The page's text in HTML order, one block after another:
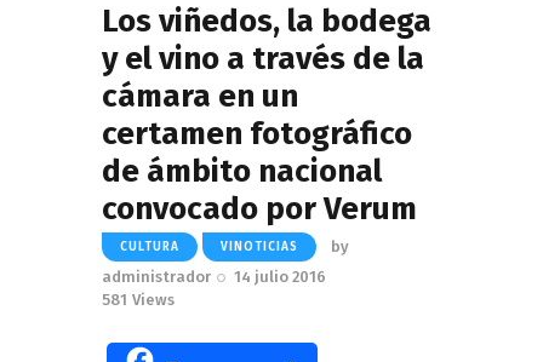
Los viñedos, la bodega
y el vino a través de la
cámara en un
certamen fotográfico
de ámbito nacional
convocado por Verum
CULTURA VINOTICIAS
by
administrador
14 julio 2016
581 Views